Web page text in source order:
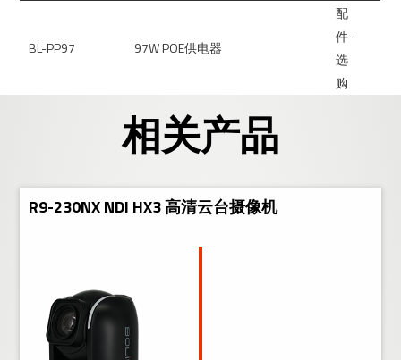
BL-PP97 97W POE供电器
配
件-
选
购
相关产品
R9-230NX NDI HX3 高清云台摄像机